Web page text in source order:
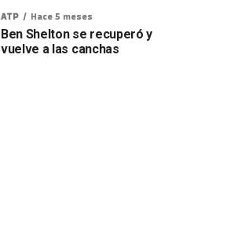
ATP Hace 5 meses
Ben Shelton se recuperó y
vuelve a las canchas